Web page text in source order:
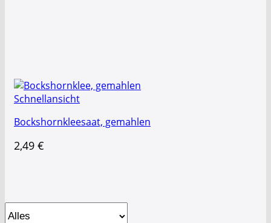
Schnellansicht
Bockshornkleesaat, gemahlen
2,49 €